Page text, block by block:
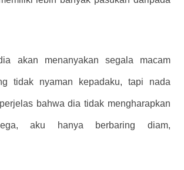
akan menanyakan segala macam
tidak nyaman kepadaku, tapi nada
bahwa dia tidak mengharapkan
aku hanya berbaring diam,